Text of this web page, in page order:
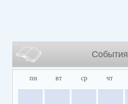
События
пн вт ср чт